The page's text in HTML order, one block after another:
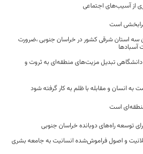
از آسیب‌های اجتماعی
است
سه استان شرقی کشور در خراسان جنوبی ،ضرورت
آسبادها
تبدیل مزیت‌های منطقه‌ای به ثروت و
به انسان و مقابله با ظلم به کار گرفته شود
است
و اصول فراموش‌شده انسانیت به جامعه بشری